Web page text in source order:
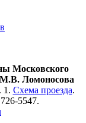
Московского
М.В. Ломоносова
1. Схема проезда.
5547.